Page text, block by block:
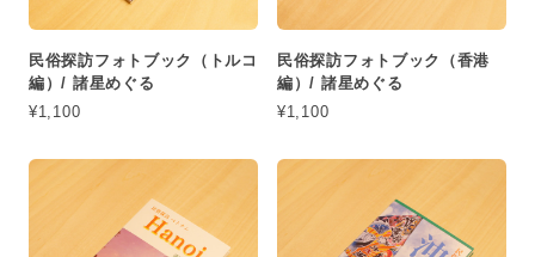
民俗探訪フォトブック（トルコ
編）/ 諸星めぐる
¥1,100
民俗探訪フォトブック（香港
編）/ 諸星めぐる
¥1,100